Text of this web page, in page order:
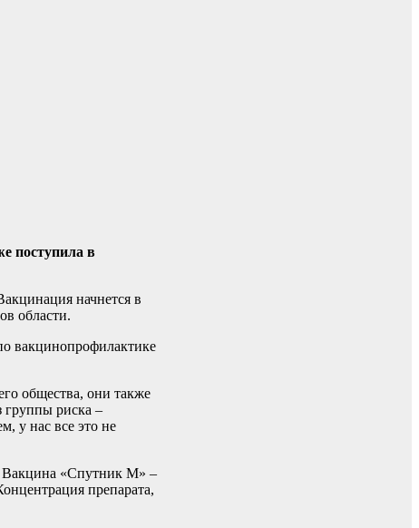
поступила в
начнется в
области.
вакцинопрофилактике
общества, они также
группы риска –
у нас все это не
Вакцина «Спутник М» –
препарата,